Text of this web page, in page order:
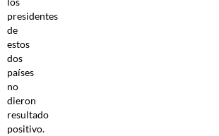
presidentes
de
estos
dos
países
no
dieron
resultado
positivo.